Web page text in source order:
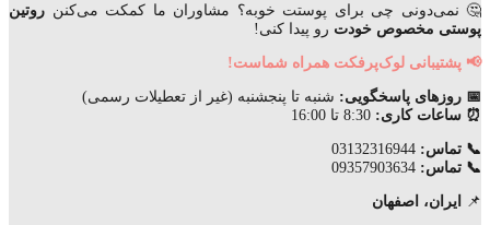
🤔 نمی‌دونی چی برای پوستت خوبه؟ مشاوران ما کمکت می‌کنن روتین
پوستی مخصوص خودت رو پیدا کنی!
📢 پشتیبانی لوک‌پرفکت همراه شماست!
📅 روزهای پاسخگویی: شنبه تا پنجشنبه (غیر از تعطیلات رسمی)
⏰ ساعات کاری:
📞 تماس:
📞 تماس:
📌 ایران، اصفهان